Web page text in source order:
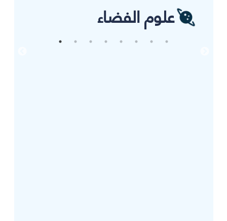
علوم الفضاء